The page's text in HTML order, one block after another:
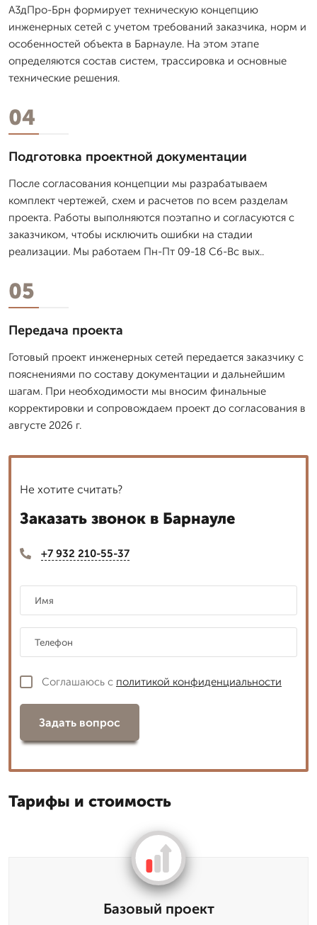
А3дПро-Брн формирует техническую концепцию
инженерных сетей с учетом требований заказчика, норм и
особенностей объекта в Барнауле. На этом этапе
определяются состав систем, трассировка и основные
технические решения.
04
Подготовка проектной документации
После согласования концепции мы разрабатываем
комплект чертежей, схем и расчетов по всем разделам
проекта. Работы выполняются поэтапно и согласуются с
заказчиком, чтобы исключить ошибки на стадии
реализации. Мы работаем Пн-Пт 09-18 Сб-Вс вых..
05
Передача проекта
Готовый проект инженерных сетей передается заказчику с
пояснениями по составу документации и дальнейшим
шагам. При необходимости мы вносим финальные
корректировки и сопровождаем проект до согласования в
августе 2026 г.
Не хотите считать?
Заказать звонок в Барнауле
+7 932 210-55-37
Соглашаюсь с политикой конфиденциальности
Задать вопрос
Тарифы и стоимость
Базовый проект